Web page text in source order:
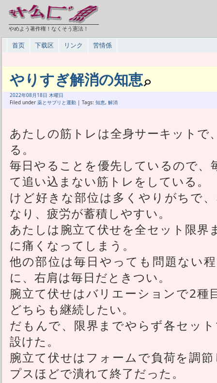
やめよう著作権！なくそう憲法！
首页 下载区 リンク 苦情係
やりすぎ解消の知恵
2022年08月 18日 木曜日
Filed under 薬とサプリと運動 | Tags: 知恵, 解消
あたしの筋トレは全身サーキットで
る。
毎日やることを優先しているので、
て追い込まない筋トレをしている。
けど好きな部位は多くやりがちで
なり、疲労が蓄積しやすい。
あたしは腕立て伏せを全セット限界
に痛くなってしまう。
他の部位は毎日やっても問題ない
に、右肩は毎日だときつい。
腕立て伏せはバリエーションで2種
どちらも継続したい。
だもんで、限界までやらず各セッ
設けた。
腕立て伏せはフォームで負荷を調
プスほどで潰れて終了だった。